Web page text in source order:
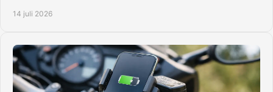
14 juli 2026